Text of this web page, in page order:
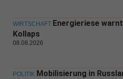
WIRTSCHAFT Energieriese
Kollaps
08.08.2026
POLITIK Mobilisierung in